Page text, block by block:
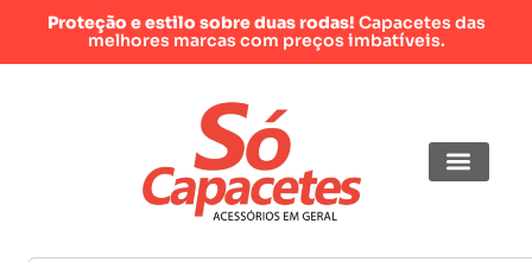
Proteção e estilo sobre duas rodas! Capacetes das
melhores marcas com preços imbatíveis.